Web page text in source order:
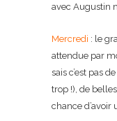
avec Augustin
Mercredi : le
attendue par
sais c’est pas
trop !), de
chance d’avoir